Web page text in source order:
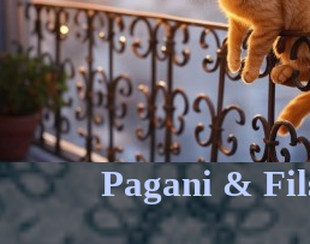
Pagani &